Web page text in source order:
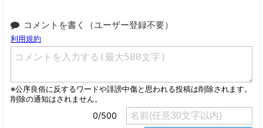
コメントを書く（ユーザー登録不要）